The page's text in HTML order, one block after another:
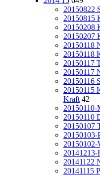
20150822
20150815
20150208
20150207
20150118
20150118
20150117
20150117
20150116
20150115
Kraft 42
20150110-
20150110
20150107
20150102-
20141213-
20141122
20141115